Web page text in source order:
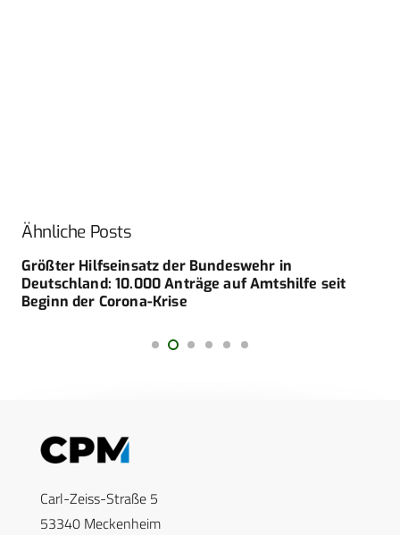
Ähnliche Posts
Größter Hilfseinsatz der Bundeswehr in
Deutschland: 10.000 Anträge auf Amtshilfe seit
Beginn der Corona-Krise
Carl-Zeiss-Straße 5
53340 Meckenheim